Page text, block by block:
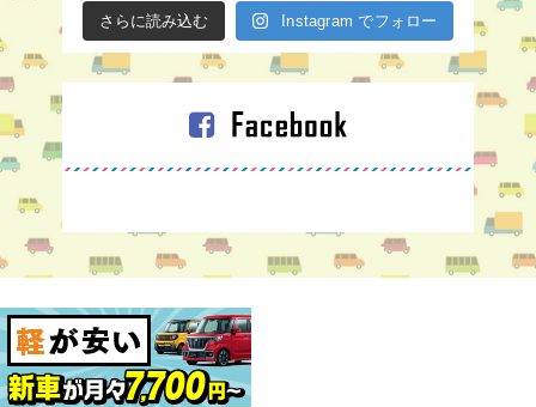
さらに読み込む Instagram でフォロー